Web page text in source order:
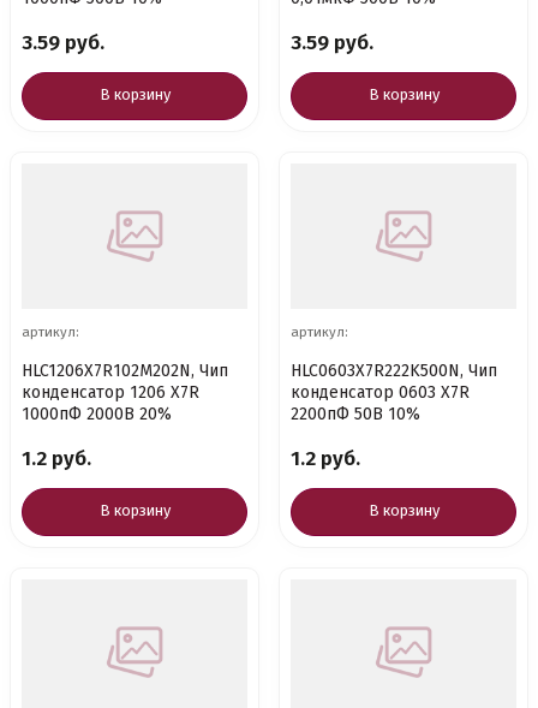
3.59 руб.
В корзину
3.59 руб.
В корзину
артикул:
HLC1206X7R102M202N, Чип
конденсатор 1206 X7R
1000пФ 2000В 20%
1.2 руб.
В корзину
артикул:
HLC0603X7R222K500N, Чип
конденсатор 0603 X7R
2200пФ 50В 10%
1.2 руб.
В корзину